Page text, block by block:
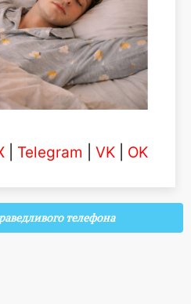
Telegram VK OK
телефона